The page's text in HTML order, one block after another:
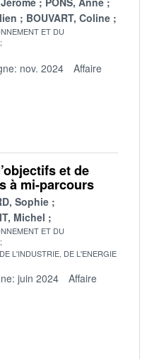
BOUVART, Coline
ET DU
nov. 2024
Affaire
et de
à mi-parcours
Sophie
Michel
ET DU
L'INDUSTRIE, DE L'ENERGIE
juin 2024
Affaire